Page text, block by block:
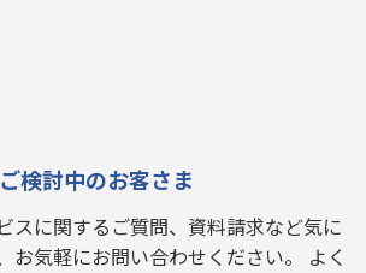
ご検討中のお客さま
スに関するご質問、資料請求など気に
お気軽にお問い合わせください。 よく